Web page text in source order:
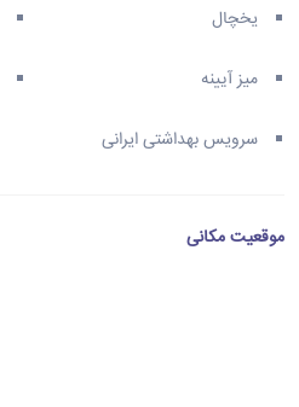
یخچال
میز آیینه
سرویس بهداشتی ایرانی
موقعیت مکانی